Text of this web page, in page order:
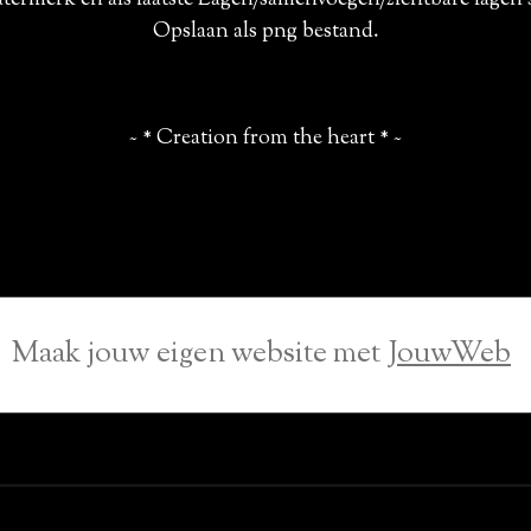
Opslaan als png bestand.
~ * Creation from the heart * ~
Maak jouw eigen website met JouwWeb